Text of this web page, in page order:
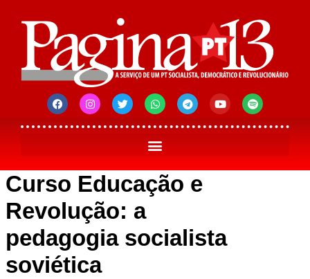
Curso Educação e
Revolução: a
pedagogia socialista
soviética